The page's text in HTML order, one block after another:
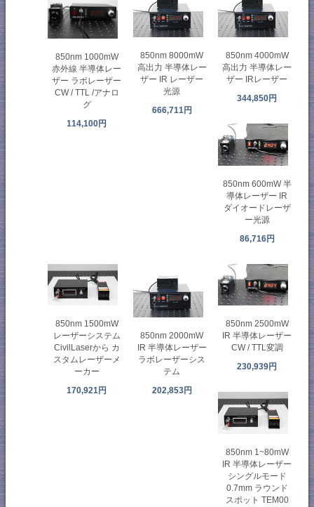
850nm 1000mW
赤外線 半導体レー
ザー ラボレーザー
CW / TTL /アナロ
グ
114,100円
850nm 8000mW
高出力 半導体レー
ザー IR レーザー
光源
666,711円
850nm 4000mW
高出力 半導体レー
ザー IRレーザー
344,850円
850nm 600mW 半
導体レーザー IR
ダイオードレーザ
ー光源
86,716円
850nm 1500mW
レーザーシステム
CivilLaserから カ
スタムレーザーメ
ーカー
170,921円
850nm 2000mW
IR 半導体レーザー
ラボレーザーシス
テム
202,853円
850nm 2500mW
IR 半導体レーザー
CW / TTL変調
230,939円
850nm 1~80mW
IR 半導体レーザー
シングルモード
0.7mm ラウンド
スポット TEM00